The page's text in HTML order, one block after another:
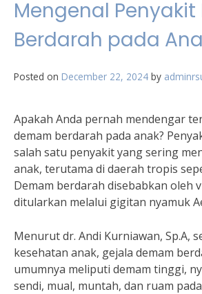
Mengenal
Berdarah pada
Posted on December 22, 2024 by
Apakah Anda pernah mendengar
demam berdarah pada anak?
salah satu penyakit yang sering
anak, terutama di daerah tropis
Demam berdarah disebabkan oleh
ditularkan melalui gigitan nyamuk
Menurut dr. Andi Kurniawan, Sp.A,
kesehatan anak, gejala demam
umumnya meliputi demam tinggi,
sendi, mual, muntah, dan ruam